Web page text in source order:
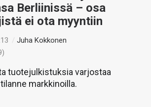
Berliinissä – osa
ei ota myyntiin
/Juha Kokkonen
tuotejulkistuksia varjostaa
markkinoilla.